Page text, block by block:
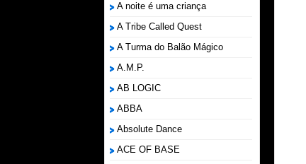
A noite é uma criança
A Tribe Called Quest
A Turma do Balão Mágico
A.M.P.
AB LOGIC
ABBA
Absolute Dance
ACE OF BASE